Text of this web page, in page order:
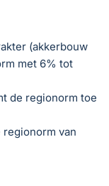
(akkerbouw
met 6% tot
de regionorm toe
van